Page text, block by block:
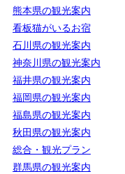
熊本県の観光案内
看板猫がいるお宿
石川県の観光案内
神奈川県の観光案内
福井県の観光案内
福岡県の観光案内
福島県の観光案内
秋田県の観光案内
総合・観光プラン
群馬県の観光案内